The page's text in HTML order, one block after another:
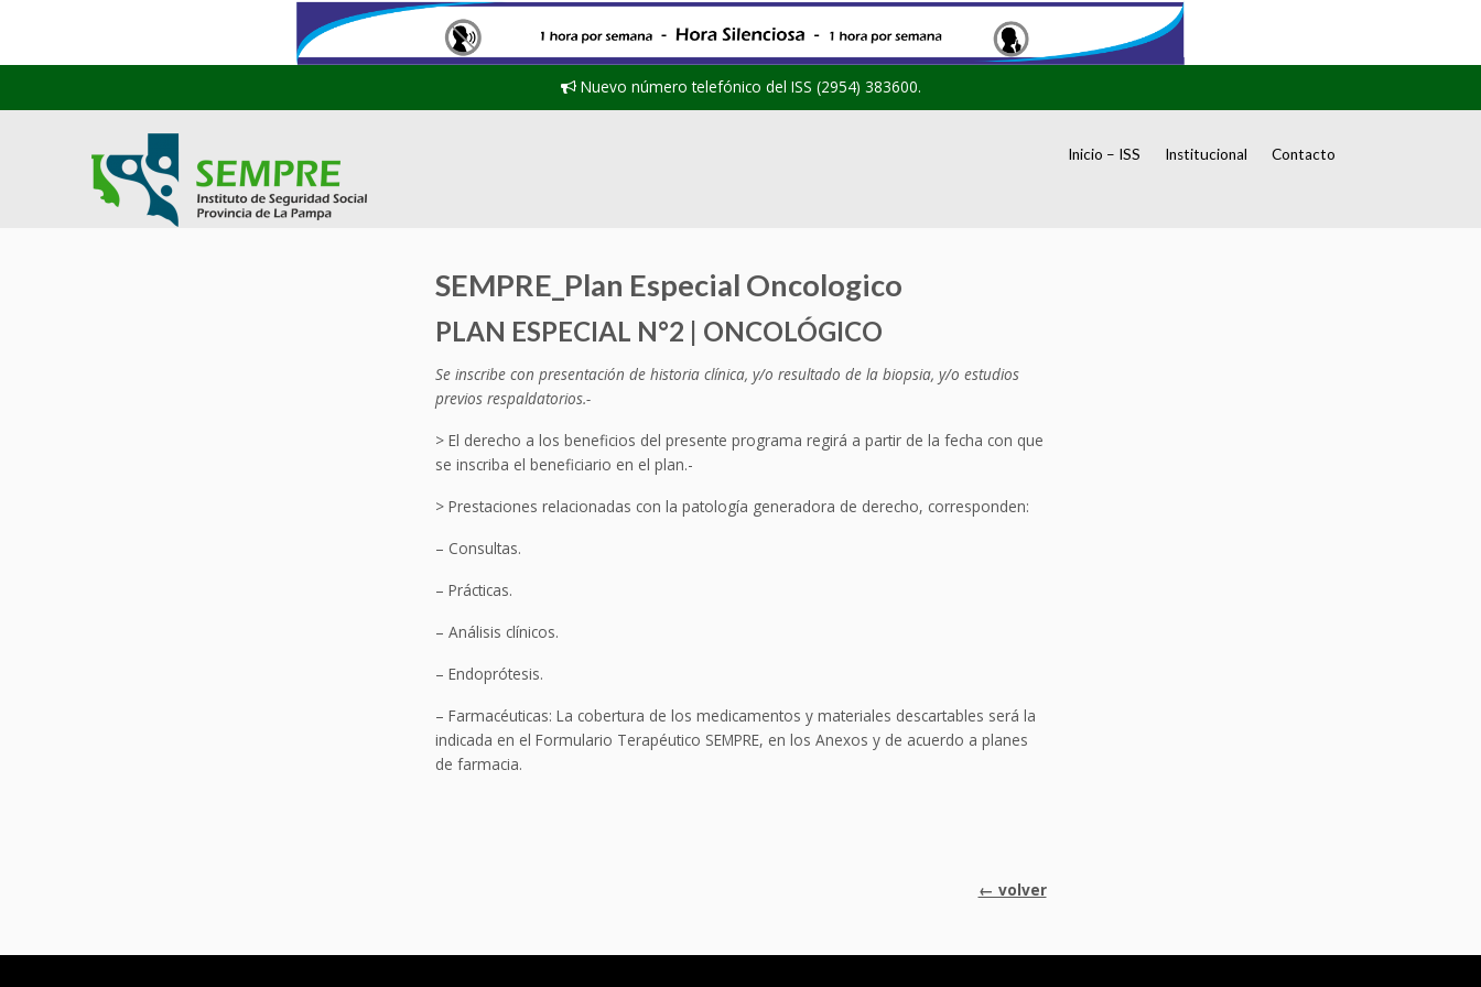
Nuevo número telefónico del ISS (2954) 383600.
Inicio – ISS Institucional Contacto
SEMPRE_Plan Especial Oncologico
PLAN ESPECIAL N°2 | ONCOLÓGICO
Se inscribe con presentación de historia clínica, y/o resultado de la biopsia, y/o estudios
previos respaldatorios.-
> El derecho a los beneficios del presente programa regirá a partir de la fecha con que
se inscriba el beneficiario en el plan.-
> Prestaciones relacionadas con la patología generadora de derecho, corresponden:
– Consultas.
– Prácticas.
– Análisis clínicos.
– Endoprótesis.
– Farmacéuticas: La cobertura de los medicamentos y materiales descartables será la
indicada en el Formulario Terapéutico SEMPRE, en los Anexos y de acuerdo a planes
de farmacia.
← volver